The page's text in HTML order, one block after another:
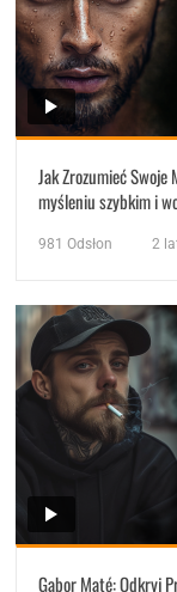
Jak Zrozumieć
myśleniu szybkim i
981 Odsłon 2
Gabor Maté: Odkryj